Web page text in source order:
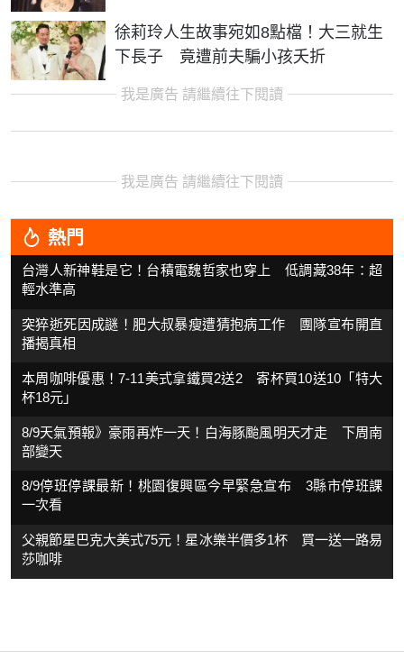
徐莉玲人生故事宛如8點檔！大三就生
下長子 竟遭前夫騙小孩夭折
我是廣告 請繼續往下閱讀
我是廣告 請繼續往下閱讀
熱門
台灣人新神鞋是它！台積電魏哲家也穿上 低調藏38年：超
輕水準高
突猝逝死因成謎！肥大叔暴瘦遭猜抱病工作 團隊宣布開直
播揭真相
本周咖啡優惠！7-11美式拿鐵買2送2 寄杯買10送10「特大
杯18元」
8/9天氣預報》豪雨再炸一天！白海豚颱風明天才走 下周南
部變天
8/9停班停課最新！桃園復興區今早緊急宣布 3縣市停班課
一次看
父親節星巴克大美式75元！星冰樂半價多1杯 買一送一路易
莎咖啡